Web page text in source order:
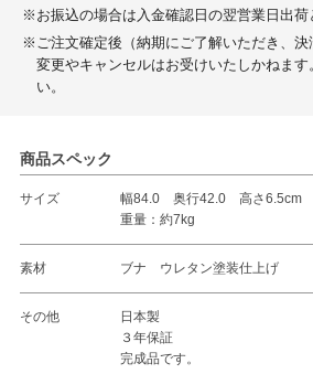
※お振込の場合は入金確認日の翌営業日出荷
※ご注文確定後（納期にご了解いただき、
変更やキャンセルはお受けいたしかねます
い。
商品スペック
サイズ
幅84.0 奥行42.0 高さ6.5cm
重量：約7kg
素材 ブナ ウレタン塗装仕上げ
その他
日本製
３年保証
完成品です。